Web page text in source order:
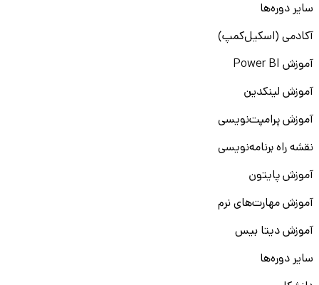
سایر دوره‌ها
آکادمی (اسکیل‌کمپ)
آموزش Power BI
آموزش لینکدین
آموزش پرامپت‌نویسی
نقشه راه برنامه‌نویسی
آموزش پایتون
آموزش مهارت‌های نرم
آموزش دیتا بیس
سایر دوره‌ها